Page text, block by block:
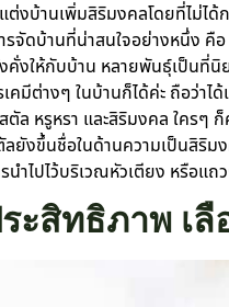
ต่งบ้านเพิ่มสิริมงคลโดยที่ไม่
จัดบ้านที่น่าสนใจอย่างหนึ่ง คื
คั่งให้กับบ้าน หลายพันธุ์เป็นที่
ต่างๆ ในบ้านก็ได้ค่ะ ถือว่าไ
หรูหรา และสิริมงคล ใครๆ
ยังขึ้นชื่อในด้านความเป็นสิริ
นำไปไว้บริเวณหัวเตียง หรือ
ะสิทธิภาพ เ